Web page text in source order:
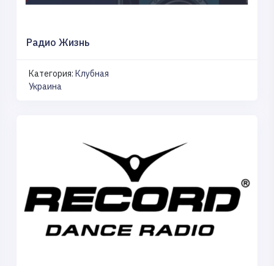
Радио Жизнь
Категория: Клубная
Украина